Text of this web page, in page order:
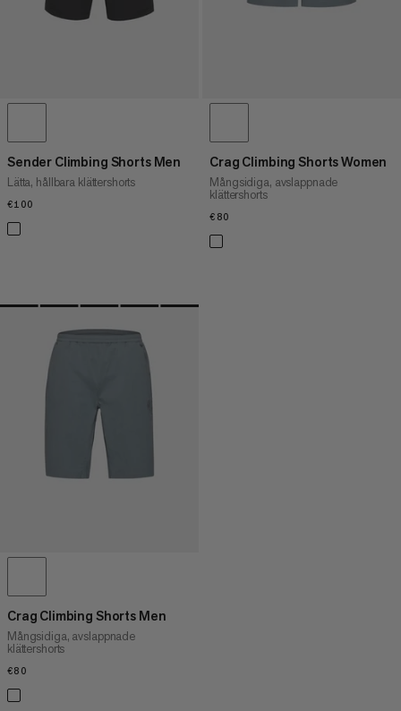
Sender Climbing Shorts Men
Lätta, hållbara klättershorts
€100
Crag Climbing Shorts Women
Mångsidiga, avslappnade
klättershorts
€80
Crag Climbing Shorts Men
Mångsidiga, avslappnade
klättershorts
€80